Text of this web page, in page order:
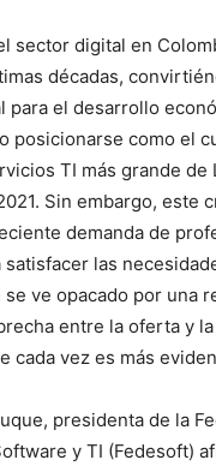
sector digital en
décadas,
para el desarrollo
posicionarse como el
TI más grande de
Sin embargo, este
demanda de
satisfacer las
ve opacado por una
entre la oferta y
cada vez es más
presidenta de la
y TI (Fedesoft)